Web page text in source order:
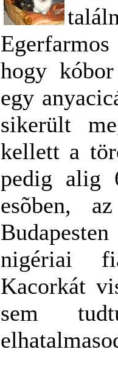
hogy
egy
sikerült
kellett a
pedig alig
esõben,
nigériai
Kacorkát
sem